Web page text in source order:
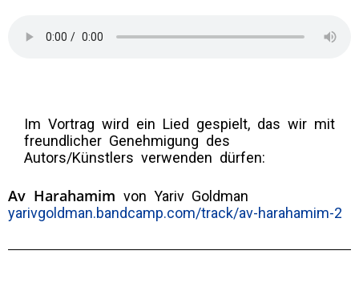
Im Vortrag wird ein Lied gespielt, das wir mit
freundlicher Genehmigung des
Autors/Künstlers verwenden dürfen:
Av Harahamim von Yariv Goldman
yarivgoldman.bandcamp.com/track/av-harahamim-2